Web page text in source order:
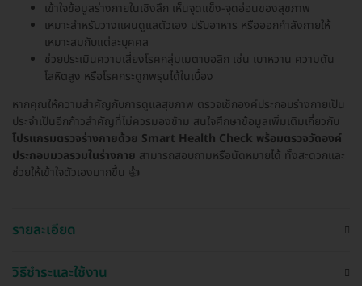
เข้าใจข้อมูลร่างกายในเชิงลึก เห็นจุดแข็ง-จุดอ่อนของสุขภาพ
เหมาะสำหรับวางแผนดูแลตัวเอง ปรับอาหาร หรือออกกำลังกายให้
เหมาะสมกับแต่ละบุคคล
ช่วยประเมินความเสี่ยงโรคกลุ่มเมตาบอลิก เช่น เบาหวาน ความดัน
โลหิตสูง หรือโรคกระดูกพรุนได้ในเบื้อง
หากคุณให้ความสำคัญกับการดูแลสุขภาพ ตรวจเช็กองค์ประกอบร่างกายเป็น
ประจำเป็นอีกก้าวสำคัญที่ไม่ควรมองข้าม สนใจศึกษาข้อมูลเพิ่มเติมเกี่ยวกับ
โปรแกรมตรวจร่างกายด้วย Smart Health Check พร้อมตรวจวัดองค์
ประกอบมวลรวมในร่างกาย สามารถสอบถามหรือนัดหมายได้ ทั้งสะดวกและ
ช่วยให้เข้าใจตัวเองมากขึ้น 👍
รายละเอียด
วิธีชำระและใช้งาน